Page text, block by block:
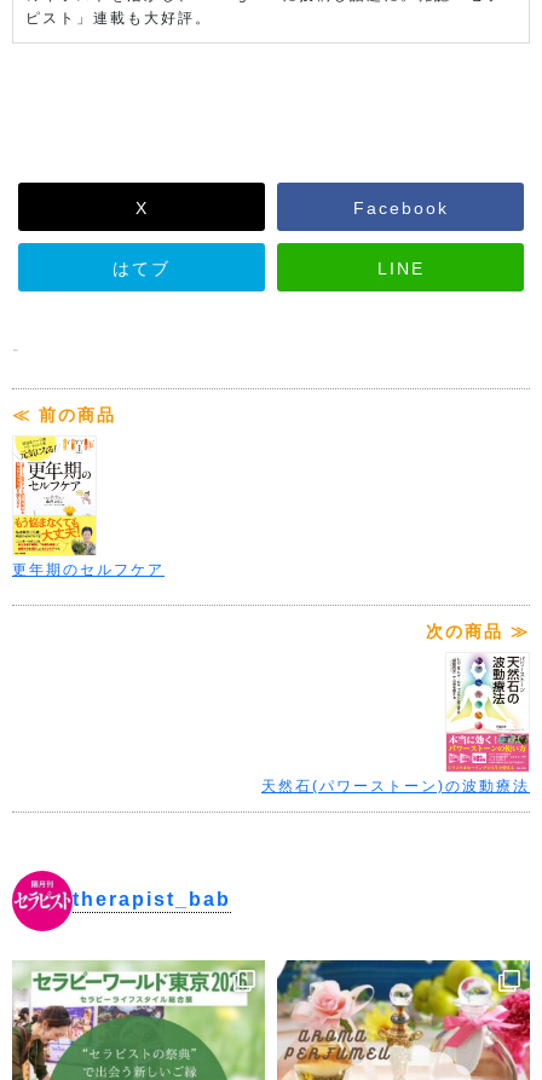
Case13 メンタルケア
ピスト」連載も大好評。
X Facebook
はてブ LINE
-
≪ 前の商品
更年期のセルフケア
次の商品 ≫
天然石(パワーストーン)の波動療法
therapist_bab